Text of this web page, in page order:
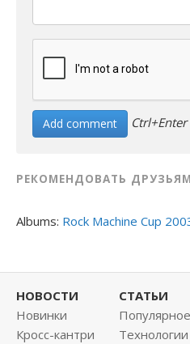
Ctrl+Enter
РЕКОМЕНДОВАТЬ
Albums: Rock Machine Cup
НОВОСТИ
Новинки
Кросс-кантри
СТАТЬИ
Популярное
Технологии